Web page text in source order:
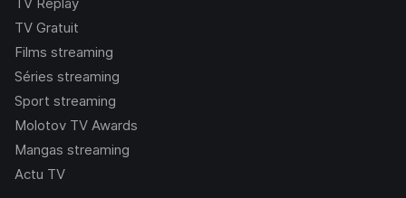
TV Gratuit
Films streaming
Séries streaming
Sport streaming
Molotov TV Awards
Mangas streaming
Actu TV